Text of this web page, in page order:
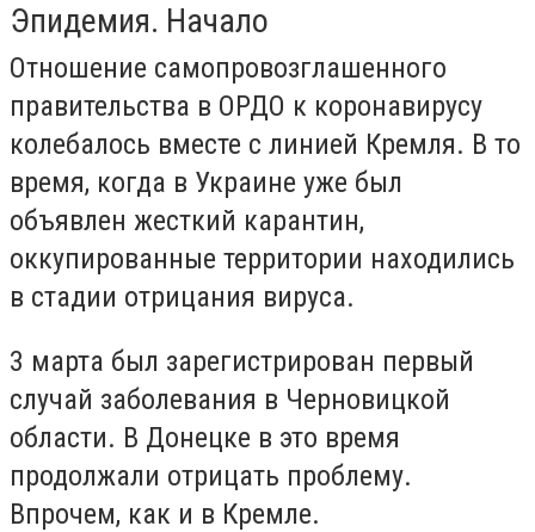
Эпидемия. Начало
Отношение самопровозглашенного
правительства в ОРДО к коронавирусу
колебалось вместе с линией Кремля. В то
время, когда в Украине уже был
объявлен жесткий карантин,
оккупированные территории находились
в стадии отрицания вируса.
3 марта был зарегистрирован первый
случай заболевания в Черновицкой
области. В Донецке в это время
продолжали отрицать проблему.
Впрочем, как и в Кремле.